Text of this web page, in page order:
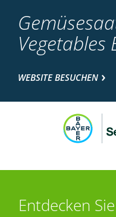
Vegetables
WEBSITE BESUCHEN
Entdecken